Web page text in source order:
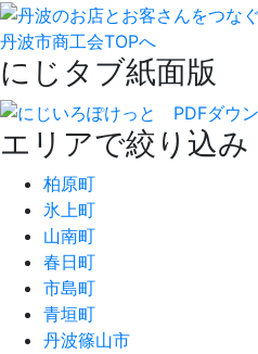
丹波市商工会TOPへ
にじタブ紙面版
エリアで絞り込み
柏原町
氷上町
山南町
春日町
市島町
青垣町
丹波篠山市